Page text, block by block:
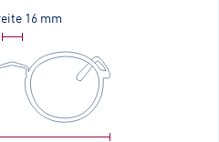
16 mm